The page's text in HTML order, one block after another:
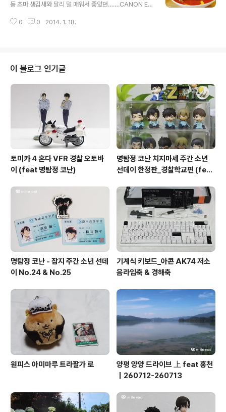
동 초마 생김새와 달리 덜 매워서 좋았던…….CANON EO
삭하고 도톰해서 마음에 들었다. 투명한 소스를 찍어먹는
0 0 2014. 1. 18.
이 블로그 인기글
토미카 4 혼다 VFR 경찰 오토바
이 (feat 명탐정 코난)
명탐정 코난 치지마세 주간 소년
선데이 한정판_경찰학교편 (feat
명탐정 코난 - 잡지 주간 소년 선데
이 No.24 & No.25
기계식 키보드_아콘 AK74 저소
음라임축 & 경해축
원피스 아미마루 트라팔가 로
양평 양양 드라이브 上 feat 홍천
｜260712-260713